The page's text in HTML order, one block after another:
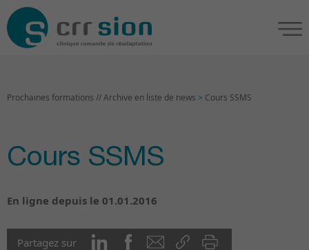
Prochaines formations // Archive en liste de news > Cours SSMS
Cours SSMS
En ligne depuis le 01.01.2016
Partagez sur